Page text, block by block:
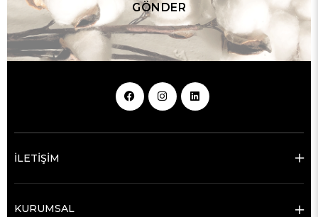
GÖNDER
İLETİŞİM
KURUMSAL